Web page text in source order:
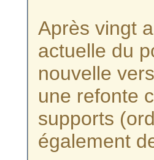
Après vingt
actuelle du
nouvelle
une refonte
supports
également